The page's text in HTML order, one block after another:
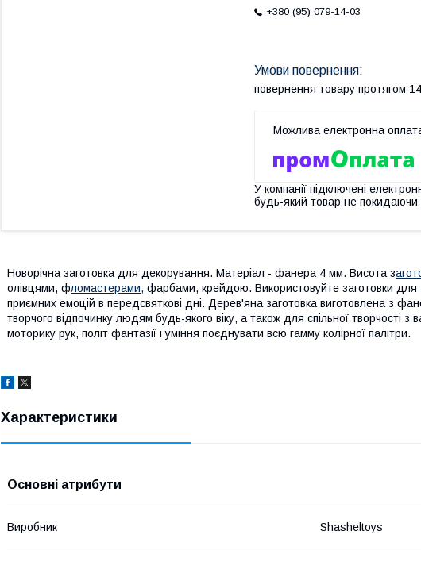
+380 (95) 079-14-03
повернення товару протягом
У компанії підключені
будь-який товар не покидаючи
Новорічна заготовка для декорування. Матеріал - фанера 4 мм. Висота з
олівцями, фломастерами, фарбами, крейдою. Використовуйте заготовки для
приємних емоцій в передсвяткові дні. Дерев'яна заготовка виготовлена з
творчого відпочинку людям будь-якого віку, а також для спільної творчості
моторику рук, політ фантазії і уміння поєднувати всю гамму колірної палітри.
Характеристики
Основні атрибути
Виробник Shasheltoys